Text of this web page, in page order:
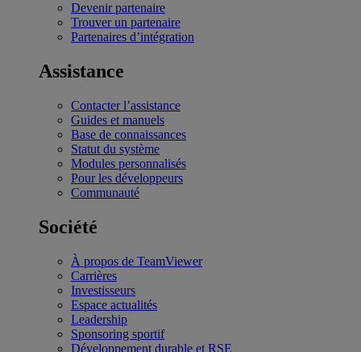
Devenir partenaire
Trouver un partenaire
Partenaires d’intégration
Assistance
Contacter l’assistance
Guides et manuels
Base de connaissances
Statut du système
Modules personnalisés
Pour les développeurs
Communauté
Société
À propos de TeamViewer
Carrières
Investisseurs
Espace actualités
Leadership
Sponsoring sportif
Développement durable et RSE